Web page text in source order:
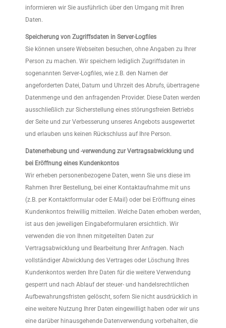
informieren wir Sie ausführlich über den Umgang mit Ihren
Daten.
Speicherung von Zugriffsdaten in Server-Logfiles
Sie können unsere Webseiten besuchen, ohne Angaben zu Ihrer
Person zu machen. Wir speichern lediglich Zugriffsdaten in
sogenannten Server-Logfiles, wie z.B. den Namen der
angeforderten Datei, Datum und Uhrzeit des Abrufs, übertragene
Datenmenge und den anfragenden Provider. Diese Daten werden
ausschließlich zur Sicherstellung eines störungsfreien Betriebs
der Seite und zur Verbesserung unseres Angebots ausgewertet
und erlauben uns keinen Rückschluss auf Ihre Person.
Datenerhebung und -verwendung zur Vertragsabwicklung und
bei Eröffnung eines Kundenkontos
Wir erheben personenbezogene Daten, wenn Sie uns diese im
Rahmen Ihrer Bestellung, bei einer Kontaktaufnahme mit uns
(z.B. per Kontaktformular oder E-Mail) oder bei Eröffnung eines
Kundenkontos freiwillig mitteilen. Welche Daten erhoben werden,
ist aus den jeweiligen Eingabeformularen ersichtlich. Wir
verwenden die von Ihnen mitgeteilten Daten zur
Vertragsabwicklung und Bearbeitung Ihrer Anfragen. Nach
vollständiger Abwicklung des Vertrages oder Löschung Ihres
Kundenkontos werden Ihre Daten für die weitere Verwendung
gesperrt und nach Ablauf der steuer- und handelsrechtlichen
Aufbewahrungsfristen gelöscht, sofern Sie nicht ausdrücklich in
eine weitere Nutzung Ihrer Daten eingewilligt haben oder wir uns
eine darüber hinausgehende Datenverwendung vorbehalten, die